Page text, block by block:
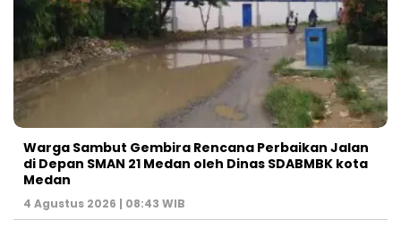
Warga Sambut Gembira Rencana Perbaikan Jalan
di Depan SMAN 21 Medan oleh Dinas SDABMBK kota
Medan
4 Agustus 2026 | 08:43 WIB